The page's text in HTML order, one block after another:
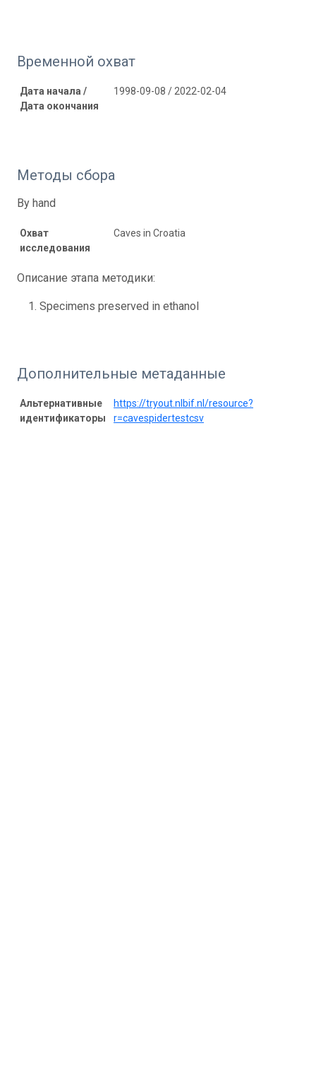
Временной охват
Дата начала /
Дата окончания
1998-09-08 / 2022-02-04
Методы сбора
By hand
Охват
исследования
Caves in Croatia
Описание этапа методики:
Specimens preserved in ethanol
Дополнительные метаданные
Альтернативные
идентификаторы
https://tryout.nlbif.nl/resource?
r=cavespidertestcsv